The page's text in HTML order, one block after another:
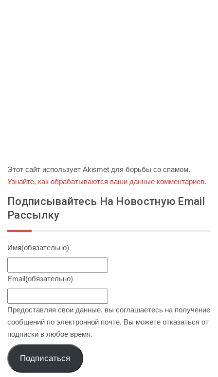
Этот сайт использует Akismet для борьбы со спамом.
Узнайте, как обрабатываются ваши данные комментариев.
Подписывайтесь На Новостную Email
Рассылку
Имя(обязательно)
Email(обязательно)
Предоставляя свои данные, вы соглашаетесь на получение
сообщений по электронной почте. Вы можете отказаться от
подписки в любое время.
Подписаться